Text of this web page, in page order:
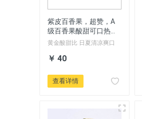
紫皮百香果，超赞，A
级百香果酸甜可口热带
水果包邮
黄金酸甜比 日夏清凉爽口
￥ 40
查看详情